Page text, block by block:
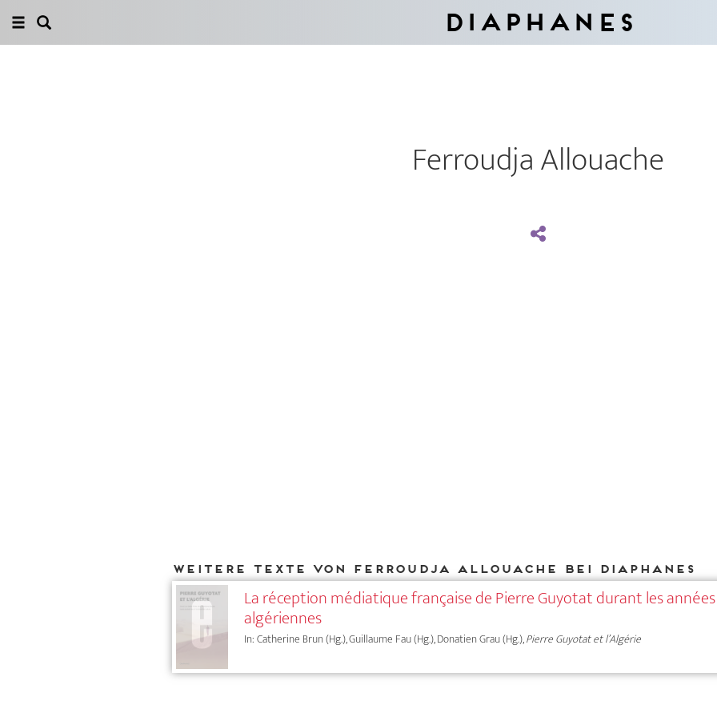
Diaphanes
Ferroudja Allouache
Weitere Texte von Ferroudja Allouache bei DIAPHANES
La réception médiatique française de Pierre Guyotat durant les années
algériennes
In: Catherine Brun (Hg.), Guillaume Fau (Hg.), Donatien Grau (Hg.),Pierre Guyotat et l’Algérie